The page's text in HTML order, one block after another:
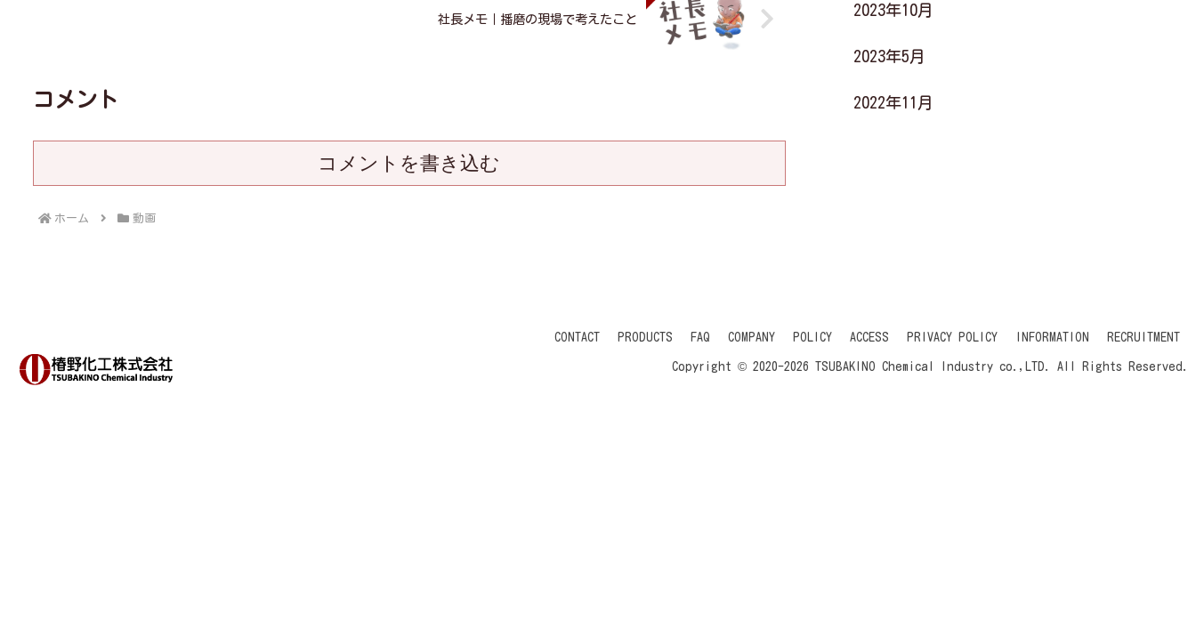
社長メモ｜播磨の現場で考えたこと
コメント
コメントを書き込む
ホーム 動画
2023年10月
2023年5月
2022年11月
CONTACT PRODUCTS FAQ COMPANY POLICY ACCESS PRIVACY POLICY INFORMATION RECRUITMENT
Copyright © 2020-2026 TSUBAKINO Chemical Industry co.,LTD. All Rights Reserved.